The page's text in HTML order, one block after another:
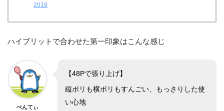
2019
ハイブリットで合わせた第一印象はこんな感じ
ぺんてぃ
【48Pで張り上げ】
縦ポリも横ポリもすんごい、もっさりした使
い心地